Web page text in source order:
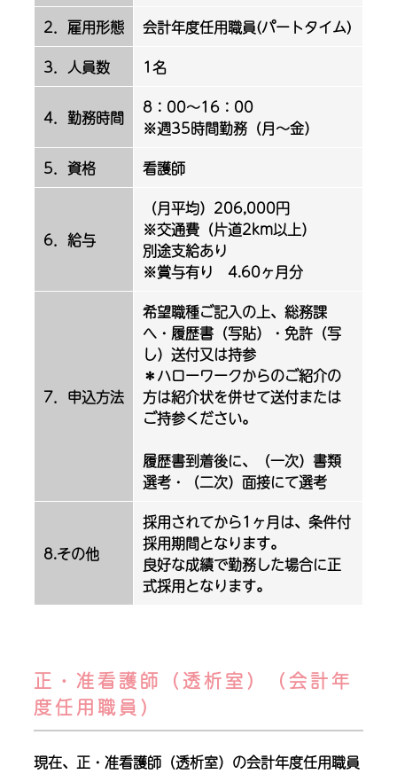
2．雇用形態
会計年度任用職員(パートタイム)
3．人員数
1名
4．勤務時間
8：00～16：00
※週35時間勤務（月～金）
5．資格
看護師
6．給与
（月平均）206,000円
※交通費（片道2km以上）
別途支給あり
※賞与有り 4.60ヶ月分
7．申込方法
希望職種ご記入の上、総務課
へ・履歴書（写貼）・免許（写
し）送付又は持参
＊ハローワークからのご紹介の
方は紹介状を併せて送付または
ご持参ください。
履歴書到着後に、（一次）書類
選考・（二次）面接にて選考
8.その他
採用されてから1ヶ月は、条件付
採用期間となります。
良好な成績で勤務した場合に正
式採用となります。
正・准看護師（透析室）（会計年
度任用職員）
現在、正・准看護師（透析室）の会計年度任用職員